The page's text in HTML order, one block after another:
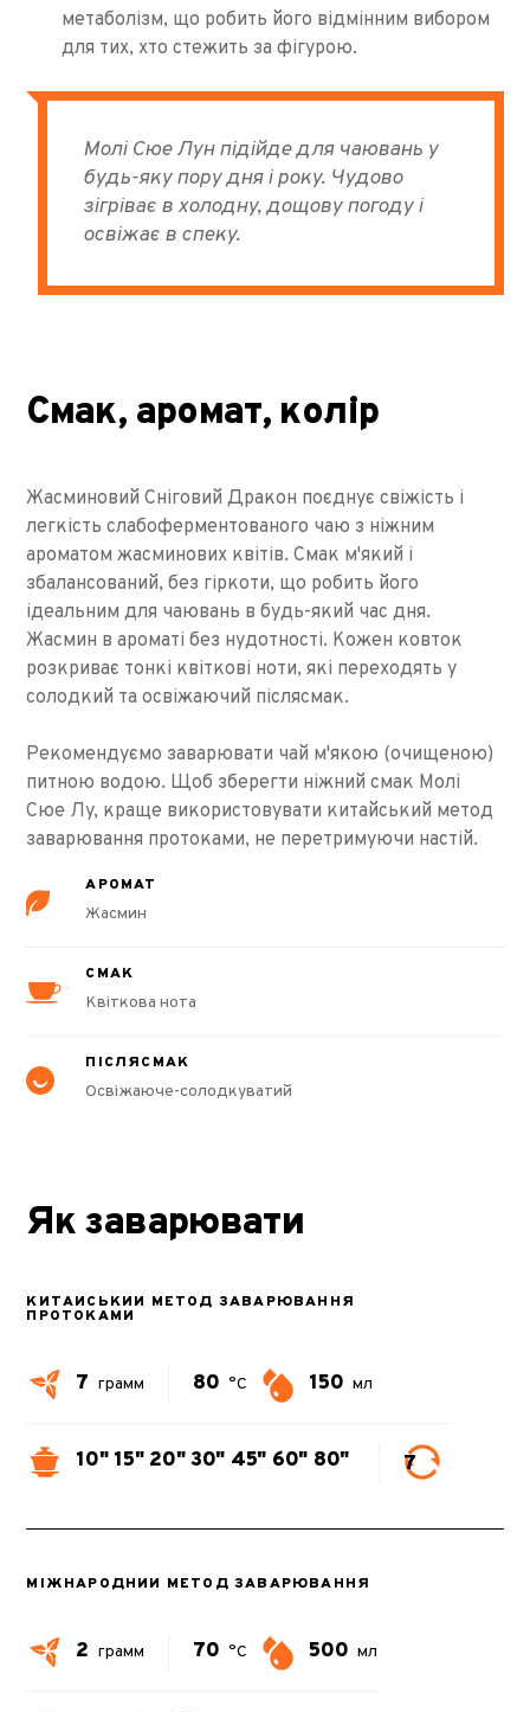
метаболізм, що робить його відмінним вибором
для тих, хто стежить за фігурою.
Молі Сюе Лун підійде для чаювань у
будь-яку пору дня і року. Чудово
зігріває в холодну, дощову погоду і
освіжає в спеку.
Смак, аромат, колір
Жасминовий Сніговий Дракон поєднує свіжість і
легкість слабоферментованого чаю з ніжним
ароматом жасминових квітів. Смак м'який і
збалансований, без гіркоти, що робить його
ідеальним для чаювань в будь-який час дня.
Жасмин в ароматі без нудотності. Кожен ковток
розкриває тонкі квіткові ноти, які переходять у
солодкий та освіжаючий післясмак.
Рекомендуємо заварювати чай м'якою (очищеною)
питною водою. Щоб зберегти ніжний смак Молі
Сюе Лу, краще використовувати китайський метод
заварювання протоками, не перетримуючи настій.
АРОМАТ
Жасмин
СМАК
Квіткова нота
ПІСЛЯСМАК
Освіжаюче-солодкуватий
Як заварювати
КИТАЙСЬКИЙ МЕТОД ЗАВАРЮВАННЯ
ПРОТОКАМИ
7 грамм 80 °C 150 мл
10" 15" 20" 30" 45" 60" 80" 7
МІЖНАРОДНИЙ МЕТОД ЗАВАРЮВАННЯ
2 грамм 70 °C 500 мл